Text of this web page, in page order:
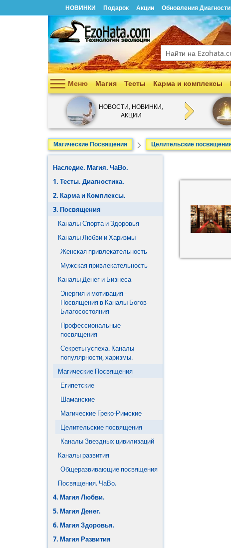
НОВИНКИ Подарок Акции Обновления
Поиск
Меню
Наследие. Магия. ЧаВо.
1. Тесты. Диагностика.
2. Карма и Комплексы.
3. Посвящения
4. Магия Любви.
5. Магия Денег.
7. Магия Развития
8. Артефакты Галактики.
9. Мандалы.
Магия Тесты Карма и комплексы
НОВОСТИ, НОВИНКИ,
АКЦИИ
Магические Посвящения Целительские
Наследие. Магия. ЧаВо.
1. Тесты. Диагностика.
2. Карма и Комплексы.
3. Посвящения
Каналы Спорта и Здоровья
Каналы Любви и Харизмы
Женская привлекательность
Мужская привлекательность
Каналы Денег и Бизнеса
Энергия и мотивация -
Посвящения в Каналы Богов
Благосостояния
Профессиональные
посвящения
Секреты успеха. Каналы
популярности, харизмы.
Магические Посвящения
Египетские
Шаманские
Магические Греко-Римские
Целительские посвящения
Каналы Звездных цивилизаций
Каналы развития
Общеразвивающие посвящения
Посвящения. ЧаВо.
4. Магия Любви.
5. Магия Денег.
6. Магия Здоровья.
7. Магия Развития